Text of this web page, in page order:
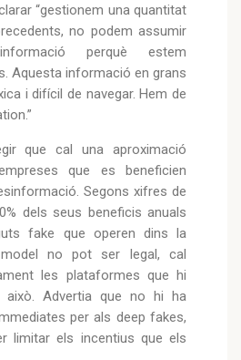
“gestionem una quantitat
no podem assumir
perquè estem
Aquesta informació en grans
i difícil de navegar. Hem de
que cal una aproximació
que es beneficien
Segons xifres de
dels seus beneficis anuals
fake que operen dins la
no pot ser legal, cal
les plataformes que hi
això. Advertia que no hi ha
per als deep fakes,
limitar els incentius que els